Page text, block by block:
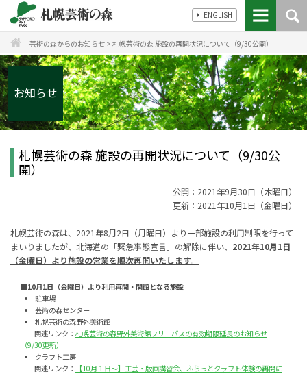
ENGLISH
芸術の森からのお知らせ > 札幌芸術の森 施設の再開状況について（9/30公開）
お知らせ
札幌芸術の森 施設の再開状況について（9/30公
開）
公開：2021年9月30日（木曜日）
更新：2021年10月1日（金曜日）
札幌芸術の森は、2021年8月2日（月曜日）より一部施設の利用制限を行って
まいりましたが、北海道の「緊急事態宣言」の解除に伴い、 2021年10月1日
（金曜日）より施設の営業を順次再開いたします。
■10月1日（金曜日）より利用再開・開館となる施設
駐車場
芸術の森センター
札幌芸術の森野外美術館
関連リンク： 札幌芸術の森野外美術館フリーパスの有効期限延長のお知らせ
（9/30更新）
クラフト工房
関連リンク：
【10月１日～】工芸・版画講習会、ふらっとクラフト体験の再開に